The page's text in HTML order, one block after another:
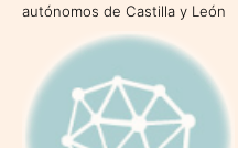
autónomos de Castilla y León
no contratará ningún
empleado en 2010